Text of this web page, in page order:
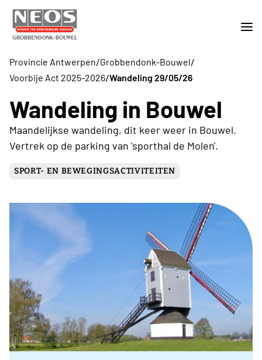
Provincie Antwerpen/Grobbendonk-Bouwel/
Voorbije Act 2025-2026/Wandeling 29/05/26
Wandeling in Bouwel
Maandelijkse wandeling, dit keer weer in Bouwel.
Vertrek op de parking van 'sporthal de Molen'.
SPORT- EN BEWEGINGSACTIVITEITEN